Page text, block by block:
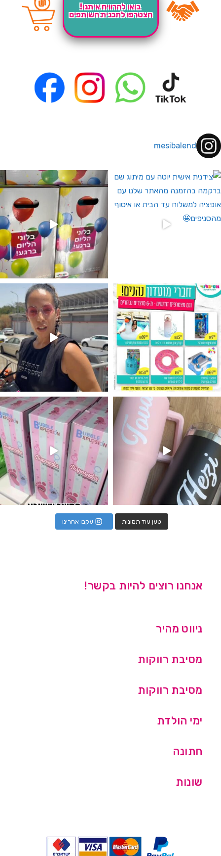
בואו להרוויח איתנו!
הצטרפו לתכנית השותפים
mesibalend
לחברי מועדון ומצטרפים חדשים🤍
מין העובר רק במסיבלנד !! קיים
מטף לגילוי מין העובר חזר למלא
טען עוד תמונות עקבו אחרינו
אנחנו רוצים להיות בקשר!
ניווט מהיר
מסיבת רווקות
מסיבת רווקות
ימי הולדת
חתונה
שונות